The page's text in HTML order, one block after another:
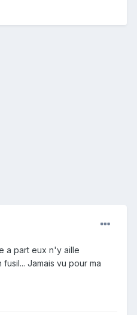
a part eux n'y aille
Jamais vu pour ma